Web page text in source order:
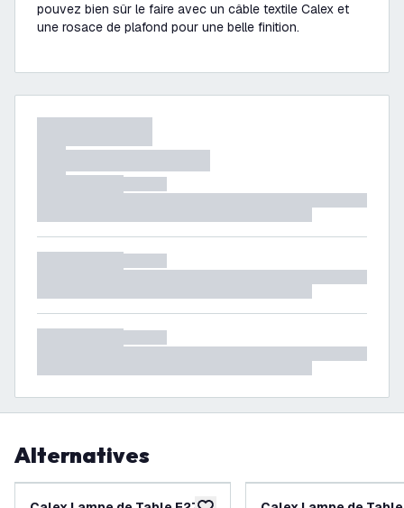
pouvez bien sûr le faire avec un câble textile Calex et
une rosace de plafond pour une belle finition.
Alternatives